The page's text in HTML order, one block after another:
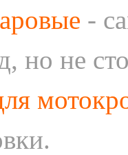
-
но не